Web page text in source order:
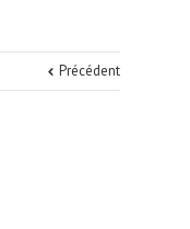
Précédent